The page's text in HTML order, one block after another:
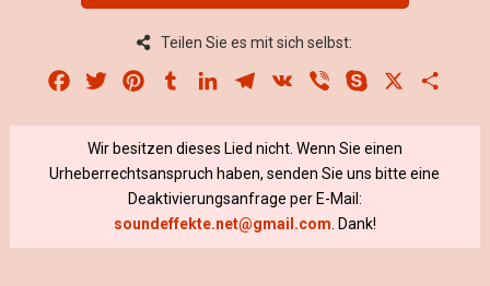
Teilen Sie es mit sich selbst:
Facebook
Twitter PinterestTumblrLinkedInTelegram
VK Viber Skype
Wir besitzen dieses Lied nicht. Wenn Sie einen
Urheberrechtsanspruch haben, senden Sie uns bitte eine
Deaktivierungsanfrage per E-Mail:
soundeffekte.net@gmail.com . Dank!